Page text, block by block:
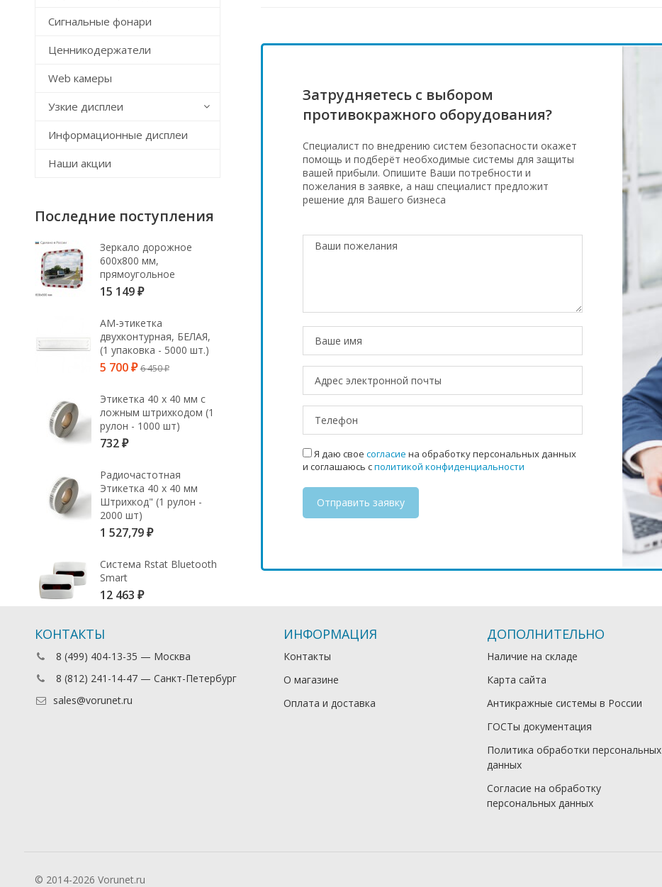
Затрудняетесь с выбором
противокражного оборудования?
Специалист по внедрению систем безопасности окажет
помощь и подберёт необходимые системы для защиты
вашей прибыли. Опишите Ваши потребности и
пожелания в заявке, а наш специалист предложит
решение для Вашего бизнеса
Я даю свое согласие на обработку персональных данных
и соглашаюсь сполитикой конфиденциальности
Сигнальные фонари
Ценникодержатели
Web камеры
Узкие дисплеи
Информационные дисплеи
Наши акции
Последние поступления
Зеркало дорожное
600х800 мм,
прямоугольное
15 149 ₽
АМ-этикетка
двухконтурная, БЕЛАЯ,
(1 упаковка - 5000 шт.)
5 700 ₽ 6 450₽
Этикетка 40 х 40 мм с
ложным штрихкодом (1
рулон - 1000 шт)
732 ₽
Радиочастотная
Этикетка 40 х 40 мм
Штрихкод" (1 рулон -
2000 шт)
1 527,79 ₽
Система Rstat Bluetooth
Smart
12 463 ₽
КОНТАКТЫ
8 (499) 404-13-35 — Москва
8 (812) 241-14-47 — Санкт-Петербург
sales@vorunet.ru
ИНФОРМАЦИЯ
Контакты
О магазине
Оплата и доставка
ДОПОЛНИТЕЛЬНО
Наличие на складе
Карта сайта
Антикражные системы в России
ГОСТы документация
Политика обработки персональных
данных
Согласие на обработку
персональных данных
© 2014-2026 Vorunet.ru